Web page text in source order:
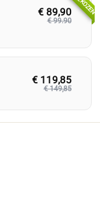
€ 99.90
€ 89,90
€ 149,85
€ 119,85